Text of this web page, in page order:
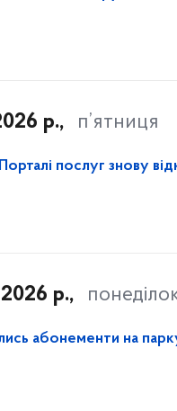
р., п’ятниця
Порталі послуг знову
2026 р.,
абонементи на